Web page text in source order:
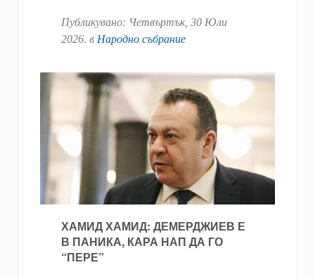
Публикувано: Четвъртък, 30 Юли
2026. в Народно събрание
ХАМИД ХАМИД: ДЕМЕРДЖИЕВ Е
В ПАНИКА, КАРА НАП ДА ГО
“ПЕРЕ”